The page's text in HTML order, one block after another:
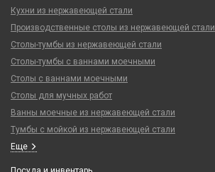
Кухни из нержавеющей стали
Производственные столы из нержавеющей стали
Столы-тумбы из нержавеющей стали
Столы-тумбы с ваннами моечными
Столы с ваннами моечными
Столы для мучных работ
Ванны моечные из нержавеющей стали
Тумбы с мойкой из нержавеющей стали
Еще